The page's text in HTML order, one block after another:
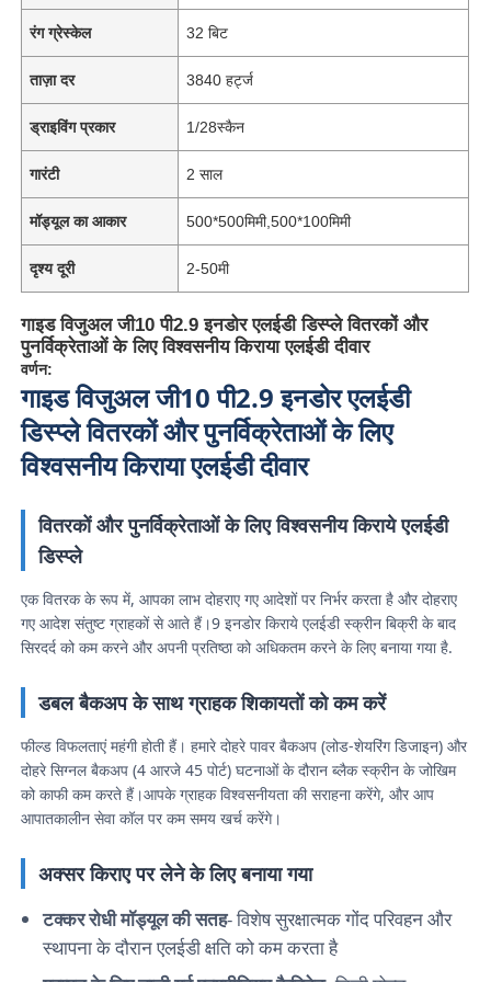
वीडियो
रंग ग्रेस्केल 32 बिट
ताज़ा दर 3840 हर्ट्ज
ड्राइविंग प्रकार 1/28स्कैन
गारंटी 2 साल
मॉड्यूल का आकार 500*500मिमी,500*100मिमी
दृश्य दूरी 2-50मी
गाइड विजुअल जी10 पी2.9 इनडोर एलईडी डिस्प्ले वितरकों और
पुनर्विक्रेताओं के लिए विश्वसनीय किराया एलईडी दीवार
वर्णन:
गाइड विजुअल जी10 पी2.9 इनडोर एलईडी
डिस्प्ले वितरकों और पुनर्विक्रेताओं के लिए
विश्वसनीय किराया एलईडी दीवार
वितरकों और पुनर्विक्रेताओं के लिए विश्वसनीय किराये एलईडी
डिस्प्ले
एक वितरक के रूप में, आपका लाभ दोहराए गए आदेशों पर निर्भर करता है और दोहराए
गए आदेश संतुष्ट ग्राहकों से आते हैं।9 इनडोर किराये एलईडी स्क्रीन बिक्री के बाद
सिरदर्द को कम करने और अपनी प्रतिष्ठा को अधिकतम करने के लिए बनाया गया है.
डबल बैकअप के साथ ग्राहक शिकायतों को कम करें
फील्ड विफलताएं महंगी होती हैं। हमारे दोहरे पावर बैकअप (लोड-शेयरिंग डिजाइन) और
दोहरे सिग्नल बैकअप (4 आरजे 45 पोर्ट) घटनाओं के दौरान ब्लैक स्क्रीन के जोखिम
को काफी कम करते हैं।आपके ग्राहक विश्वसनीयता की सराहना करेंगे, और आप
आपातकालीन सेवा कॉल पर कम समय खर्च करेंगे।
अक्सर किराए पर लेने के लिए बनाया गया
टक्कर रोधी मॉड्यूल की सतह- विशेष सुरक्षात्मक गोंद परिवहन और
स्थापना के दौरान एलईडी क्षति को कम करता है